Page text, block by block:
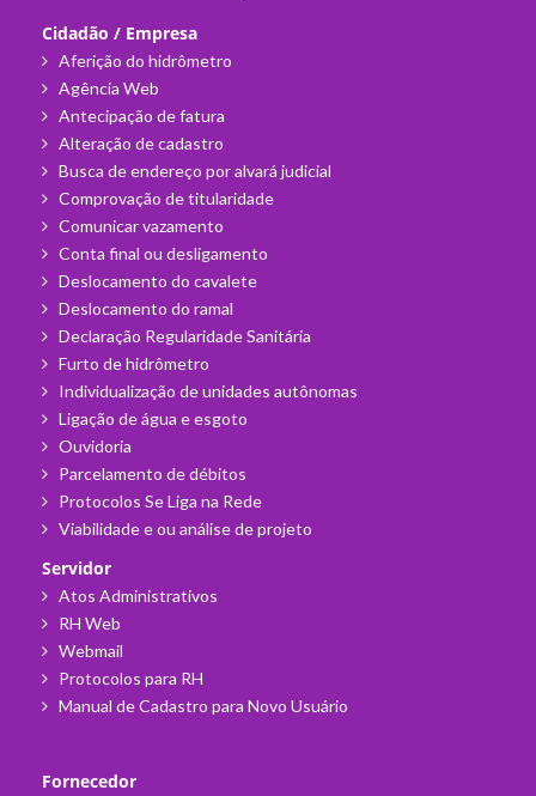
Cidadão / Empresa
Aferição do hidrômetro
Agência Web
Antecipação de fatura
Alteração de cadastro
Busca de endereço por alvará judicial
Comprovação de titularidade
Comunicar vazamento
Conta final ou desligamento
Deslocamento do cavalete
Deslocamento do ramal
Declaração Regularidade Sanitária
Furto de hidrômetro
Individualização de unidades autônomas
Ligação de água e esgoto
Ouvidoria
Parcelamento de débitos
Protocolos Se Liga na Rede
Viabilidade e ou análise de projeto
Servidor
Atos Administrativos
RH Web
Webmail
Protocolos para RH
Manual de Cadastro para Novo Usuário
Fornecedor